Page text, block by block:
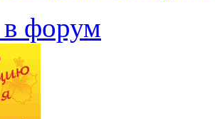
в форум